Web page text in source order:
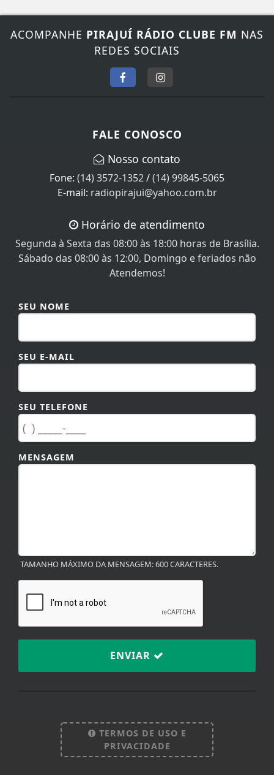
ACOMPANHE PIRAJUÍ RÁDIO CLUBE FM NAS
REDES SOCIAIS
FALE CONOSCO
Nosso contato
Fone: (14) 3572-1352/(14) 99845-5065
E-mail: radiopirajui@yahoo.com.br
Horário de atendimento
Segunda à Sexta das 08:00 às 18:00 horas de Brasília.
Sábado das 08:00 às 12:00, Domingo e feriados não
Atendemos!
SEU NOME
SEU E-MAIL
SEU TELEFONE
MENSAGEM
TAMANHO MÁXIMO DA MENSAGEM: 600 CARACTERES.
ENVIAR
TERMOS DE USO E
PRIVACIDADE
Esse site utiliza cookies para melhorar sua
experiência de navegação. Ao continuar o acesso,
entendemos que você concorda com nossos Termos